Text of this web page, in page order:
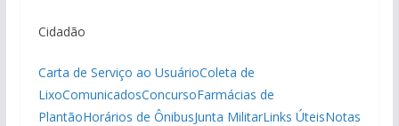
Cidadão
Carta de Serviço ao UsuárioColeta de
LixoComunicadosConcursoFarmácias de
PlantãoHorários de ÔnibusJunta MilitarLinks ÚteisNotas